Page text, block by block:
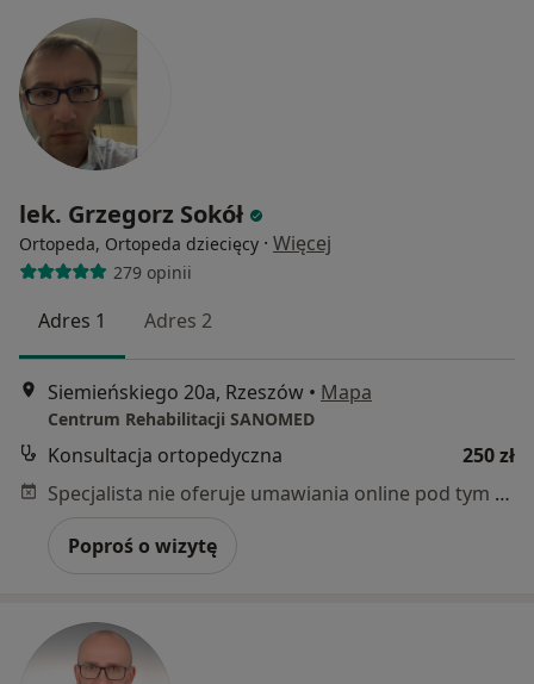
lek. Grzegorz Sokół
Ortopeda, Ortopeda dziecięcy · Więcej
279 opinii
Adres 1 Adres 2
Siemieńskiego 20a, Rzeszów • Mapa
Centrum Rehabilitacji SANOMED
Konsultacja ortopedyczna
250 zł
Specjalista nie oferuje umawiania online pod tym adresem.
Poproś o wizytę